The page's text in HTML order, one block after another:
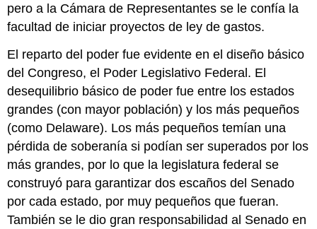
pero a la Cámara de Representantes se le confía la
facultad de iniciar proyectos de ley de gastos.
El reparto del poder fue evidente en el diseño básico
del Congreso, el Poder Legislativo Federal. El
desequilibrio básico de poder fue entre los estados
grandes (con mayor población) y los más pequeños
(como Delaware). Los más pequeños temían una
pérdida de soberanía si podían ser superados por los
más grandes, por lo que la legislatura federal se
construyó para garantizar dos escaños del Senado
por cada estado, por muy pequeños que fueran.
También se le dio gran responsabilidad al Senado en